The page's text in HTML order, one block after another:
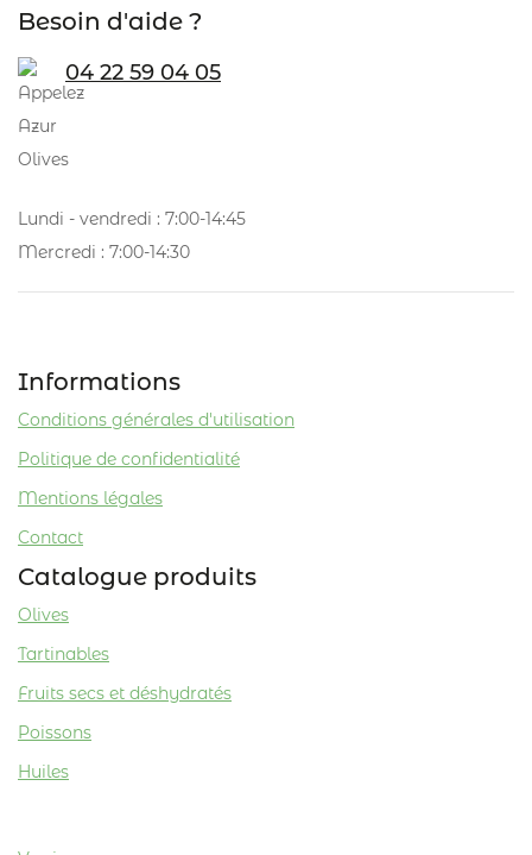
Besoin d'aide ?
04 22 59 04 05
Lundi - vendredi : 7:00-14:45
Mercredi : 7:00-14:30
Informations
Conditions générales d'utilisation
Politique de confidentialité
Mentions légales
Contact
Catalogue produits
Olives
Tartinables
Fruits secs et déshydratés
Poissons
Huiles